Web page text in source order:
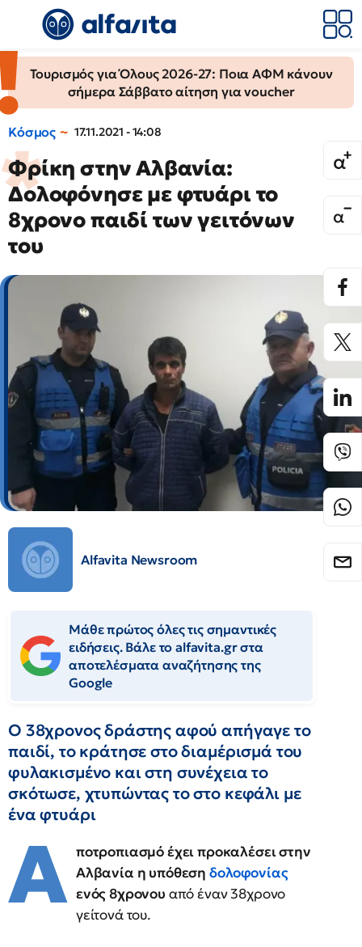
Τουρισμός για Όλους 2026-27: Ποια ΑΦΜ κάνουν
σήμερα Σάββατο αίτηση για voucher
Κόσμος 17.11.2021 - 14:08
Φρίκη στην Αλβανία:
Δολοφόνησε με φτυάρι το
8χρονο παιδί των γειτόνων
του
Alfavita Newsroom
Μάθε πρώτος όλες τις σημαντικές
ειδήσεις. Βάλε το alfavita.gr στα
αποτελέσματα αναζήτησης της
Google
O 38χρονος δράστης αφού απήγαγε το
παιδί, το κράτησε στο διαμέρισμά του
φυλακισμένο και στη συνέχεια το
σκότωσε, χτυπώντας το στο κεφάλι με
ένα φτυάρι
Α ποτροπιασμό έχει προκαλέσει στην
Αλβανία η υπόθεση δολοφονίας
ενός 8χρονου από έναν 38χρονο
γείτονά του.